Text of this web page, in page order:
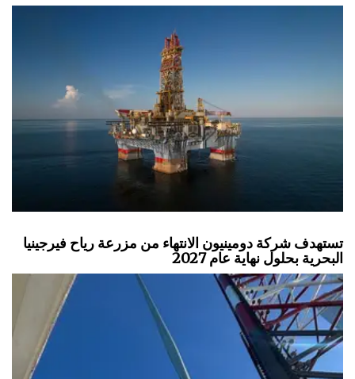
تستهدف شركة دومينيون الانتهاء من مزرعة رياح فيرجينيا
البحرية بحلول نهاية عام 2027